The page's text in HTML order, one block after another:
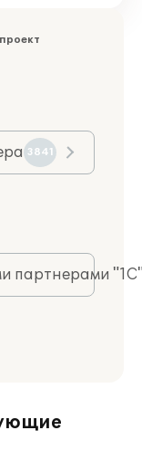
3841
партнерами